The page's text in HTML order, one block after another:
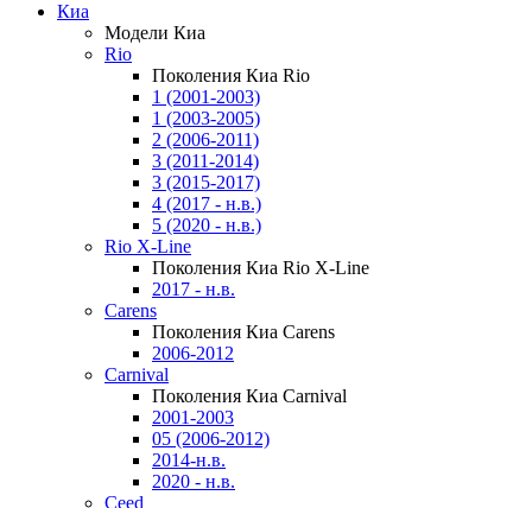
Киа
Модели Киа
Rio
Поколения Киа Rio
1 (2001-2003)
1 (2003-2005)
2 (2006-2011)
3 (2011-2014)
3 (2015-2017)
4 (2017 - н.в.)
5 (2020 - н.в.)
Rio X-Line
Поколения Киа Rio X-Line
2017 - н.в.
Carens
Поколения Киа Carens
2006-2012
Carnival
Поколения Киа Carnival
2001-2003
05 (2006-2012)
2014-н.в.
2020 - н.в.
Ceed